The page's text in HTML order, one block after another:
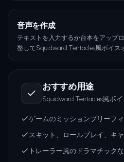
音声を作成
テキストを入力するか台本をアップ
整してSquidward Tentacles風ボイス
おすすめ用途
Squidward Tentacles風ボ
ゲームのミッションブリーフ
スキット、ロールプレイ、キ
トレーラー風のドラマチック